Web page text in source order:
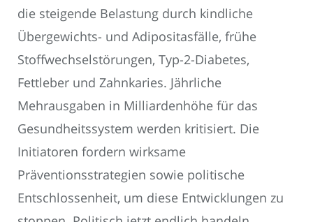
die steigende Belastung durch kindliche
Übergewichts- und Adipositasfälle, frühe
Stoffwechselstörungen, Typ-2-Diabetes,
Fettleber und Zahnkaries. Jährliche
Mehrausgaben in Milliardenhöhe für das
Gesundheitssystem werden kritisiert. Die
Initiatoren fordern wirksame
Präventionsstrategien sowie politische
Entschlossenheit, um diese Entwicklungen zu